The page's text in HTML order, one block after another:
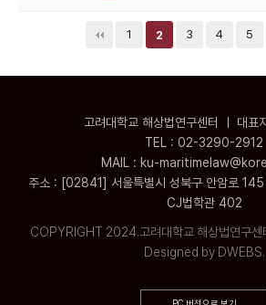
1 2 3 4 5
고려대학교 해상법연구센터 ㅣ 대표
TEL : 02-3290-2912
MAIL : ku-
주소 : [02841] 서울특별시 성북구 안암로 145
CJ법학관 402
COPYRIGHT 2024.고려대학교 해상법연구
Designed by DWEBS.